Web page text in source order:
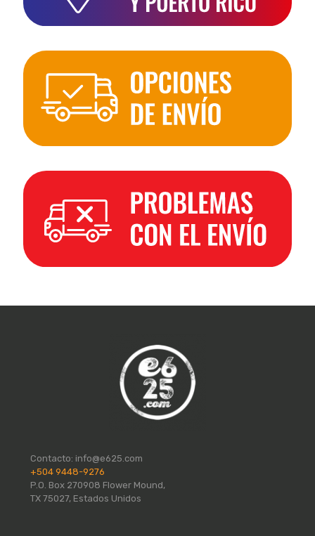
Contacto: info@e625.com
+504 9448-9276
P.O. Box 270908 Flower Mound,
TX 75027, Estados Unidos